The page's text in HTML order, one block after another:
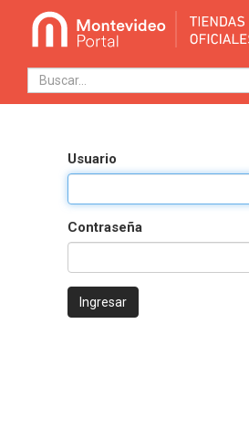
Usuario
Contraseña
Ingresar